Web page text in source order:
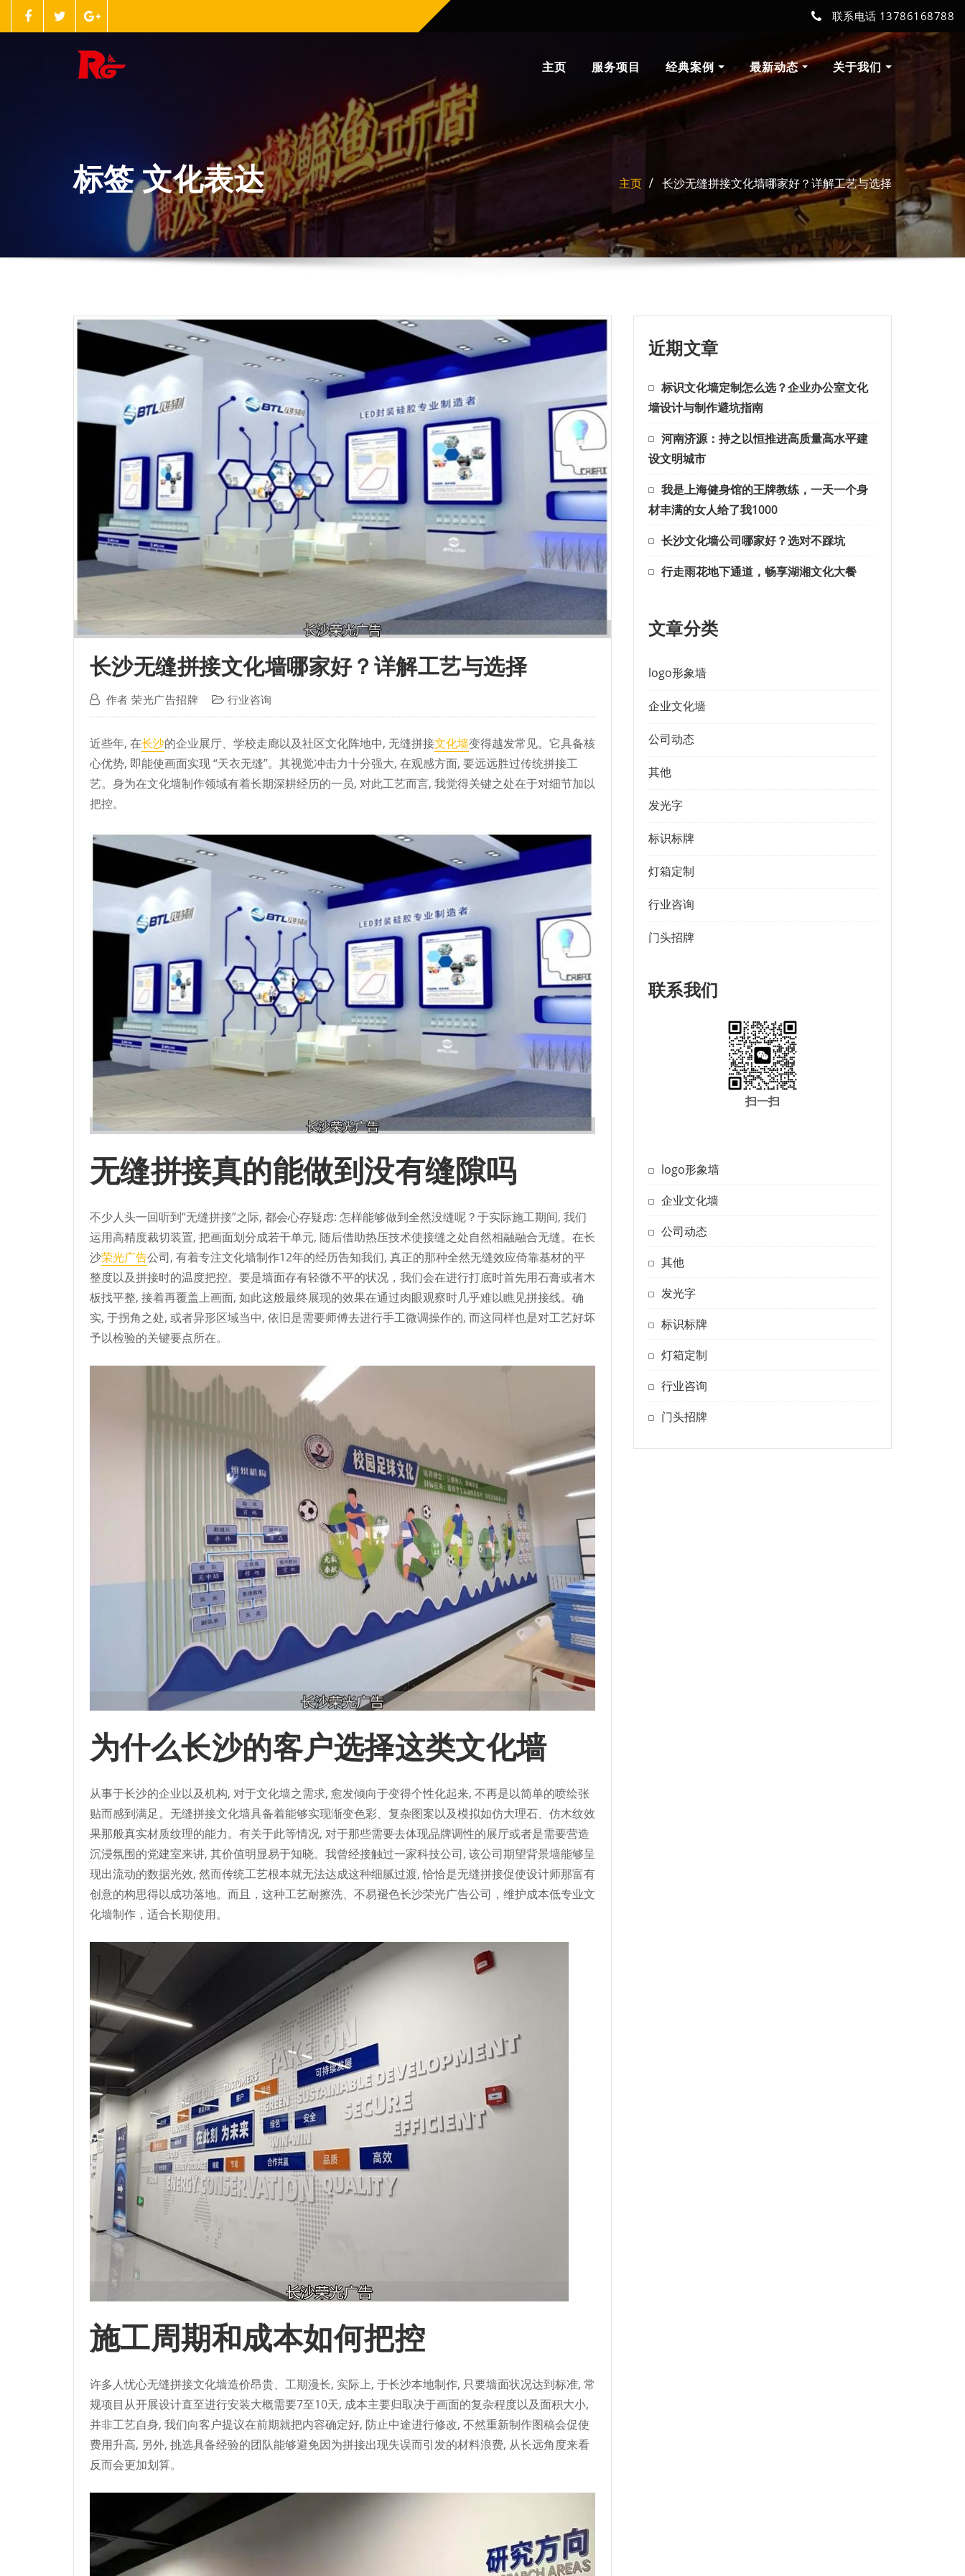
至
联系电话 13786168788
主页 服务项目 经典案例 最新动态 关于我们
标签 文化表达 主页 长沙无缝拼接文化墙哪家好？详解工艺与选择
长沙无缝拼接文化墙哪家好？详解工艺与选择
作者荣光广告招牌 行业咨询
近些年, 在长沙的企业展厅、学校走廊以及社区文化阵地中, 无缝拼接文化墙变得越发常见。它具备核
心优势, 即能使画面实现 “天衣无缝”。其视觉冲击力十分强大, 在观感方面, 要远远胜过传统拼接工
艺。身为在文化墙制作领域有着长期深耕经历的一员, 对此工艺而言, 我觉得关键之处在于对细节加以
把控。
无缝拼接真的能做到没有缝隙吗
不少人头一回听到“无缝拼接”之际, 都会心存疑虑: 怎样能够做到全然没缝呢？于实际施工期间, 我们
运用高精度裁切装置, 把画面划分成若干单元, 随后借助热压技术使接缝之处自然相融融合无缝。在长
沙荣光广告公司, 有着专注文化墙制作12年的经历告知我们, 真正的那种全然无缝效应倚靠基材的平
整度以及拼接时的温度把控。要是墙面存有轻微不平的状况，我们会在进行打底时首先用石膏或者木
板找平整, 接着再覆盖上画面, 如此这般最终展现的效果在通过肉眼观察时几乎难以瞧见拼接线。确
实, 于拐角之处, 或者异形区域当中, 依旧是需要师傅去进行手工微调操作的, 而这同样也是对工艺好坏
予以检验的关键要点所在。
为什么长沙的客户选择这类文化墙
从事于长沙的企业以及机构, 对于文化墙之需求, 愈发倾向于变得个性化起来, 不再是以简单的喷绘张
贴而感到满足。无缝拼接文化墙具备着能够实现渐变色彩、复杂图案以及模拟如仿大理石、仿木纹效
果那般真实材质纹理的能力。有关于此等情况, 对于那些需要去体现品牌调性的展厅或者是需要营造
沉浸氛围的党建室来讲, 其价值明显易于知晓。我曾经接触过一家科技公司, 该公司期望背景墙能够呈
现出流动的数据光效, 然而传统工艺根本就无法达成这种细腻过渡, 恰恰是无缝拼接促使设计师那富有
创意的构思得以成功落地。而且，这种工艺耐擦洗、不易褪色长沙荣光广告公司，维护成本低专业文
化墙制作，适合长期使用。
施工周期和成本如何把控
许多人忧心无缝拼接文化墙造价昂贵、工期漫长, 实际上, 于长沙本地制作, 只要墙面状况达到标准, 常
规项目从开展设计直至进行安装大概需要7至10天, 成本主要归取决于画面的复杂程度以及面积大小,
并非工艺自身, 我们向客户提议在前期就把内容确定好, 防止中途进行修改, 不然重新制作图稿会促使
费用升高, 另外, 挑选具备经验的团队能够避免因为拼接出现失误而引发的材料浪费, 从长远角度来看
反而会更加划算。
近期文章
标识文化墙定制怎么选？企业办公室文化
墙设计与制作避坑指南
河南济源：持之以恒推进高质量高水平建
设文明城市
我是上海健身馆的王牌教练，一天一个身
材丰满的女人给了我1000
长沙文化墙公司哪家好？选对不踩坑
行走雨花地下通道，畅享湖湘文化大餐
文章分类
logo形象墙
企业文化墙
公司动态
其他
发光字
标识标牌
灯箱定制
行业咨询
门头招牌
联系我们
扫一扫
logo形象墙
企业文化墙
公司动态
其他
发光字
标识标牌
灯箱定制
行业咨询
门头招牌